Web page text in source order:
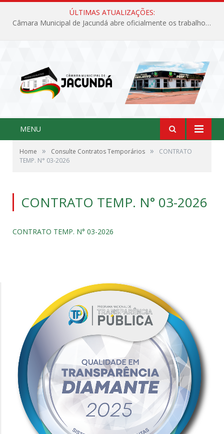
ÚLTIMAS ATUALIZAÇÕES:
Câmara Municipal de Jacundá abre oficialmente os trabalhos legislativos de 2026
MENU
Home » Consulte Contratos Temporários »
CONTRATO
TEMP. N° 03-2026
CONTRATO TEMP. N° 03-2026
CONTRATO TEMP. N° 03-2026